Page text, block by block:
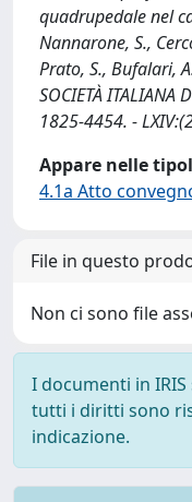
quadrupedale nel
Nannarone, S.,
Prato, S., Bufalari,
SOCIETÀ ITALIANA
1825-4454. -
Appare nelle
4.1a Atto
File in questo
Non ci sono file
I documenti in
tutti i diritti sono
indicazione.